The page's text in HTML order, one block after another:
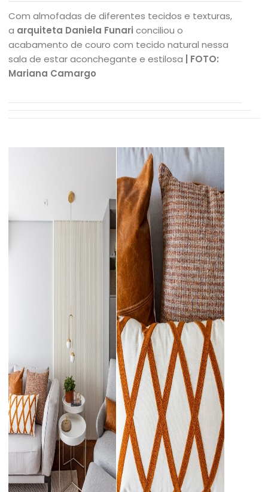
Com almofadas de diferentes tecidos e texturas,
a arquiteta Daniela Funari conciliou o
acabamento de couro com tecido natural nessa
sala de estar aconchegante e estilosa | FOTO:
Mariana Camargo